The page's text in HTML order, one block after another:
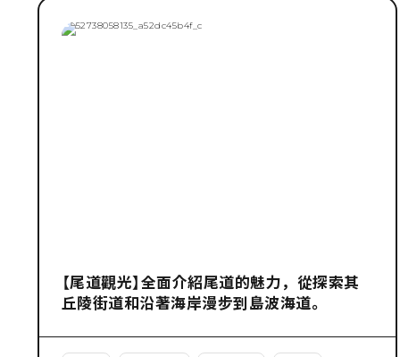
【尾道觀光】全面介紹尾道的魅力，從探索其
丘陵街道和沿著海岸漫步到島波海道。